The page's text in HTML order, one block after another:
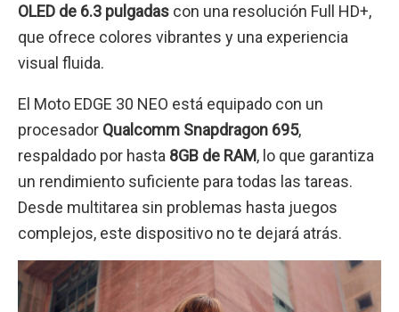
OLED de 6.3 pulgadas con una resolución Full HD+,
que ofrece colores vibrantes y una experiencia
visual fluida.
El Moto EDGE 30 NEO está equipado con un
procesador Qualcomm Snapdragon 695,
respaldado por hasta 8GB de RAM, lo que garantiza
un rendimiento suficiente para todas las tareas.
Desde multitarea sin problemas hasta juegos
complejos, este dispositivo no te dejará atrás.